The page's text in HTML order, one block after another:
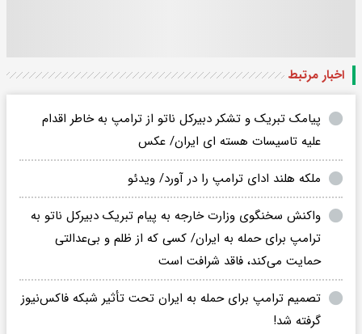
اخبار مرتبط
پیامک تبریک و تشکر دبیرکل ناتو از ترامپ به خاطر اقدام
علیه تاسیسات هسته ای ایران/ عکس
ملکه هلند ادای ترامپ را در آورد/ ویدئو
واکنش سخنگوی وزارت خارجه به پیام تبریک دبیرکل ناتو به
ترامپ برای حمله به ایران/ کسی که از ظلم و بی‌عدالتی
حمایت می‌کند، فاقد شرافت است
تصمیم ترامپ برای حمله به ایران تحت تأثیر شبکه فاکس‌نیوز
گرفته شد!